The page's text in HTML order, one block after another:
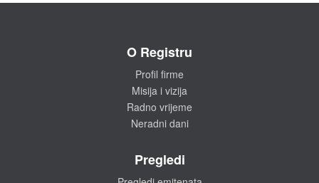
O Registru
Profil firme
Misija i vizija
Radno vrijeme
Neradni dani
Pregledi